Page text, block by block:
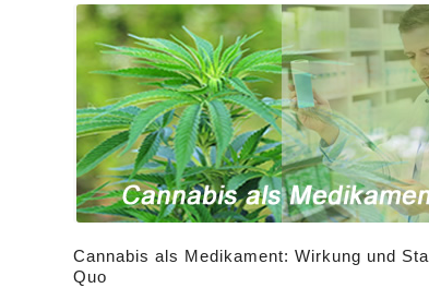
Cannabis als Medikament: Wirkung und
Quo